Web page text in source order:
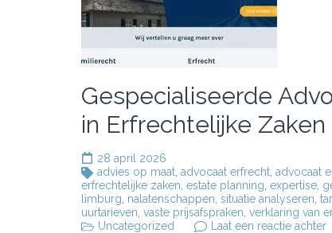
Gespecialiseerde
in Erfrechtelijke Zaken
28 april 2026
advies op maat advocaat erfrecht advocaat
erfrechtelijke zaken estate planning expertise
limburg nalatenschappen situatie analyseren
uurtarieven vaste prijsafspraken verklaring van
Uncategorized
Laat een reactie achter